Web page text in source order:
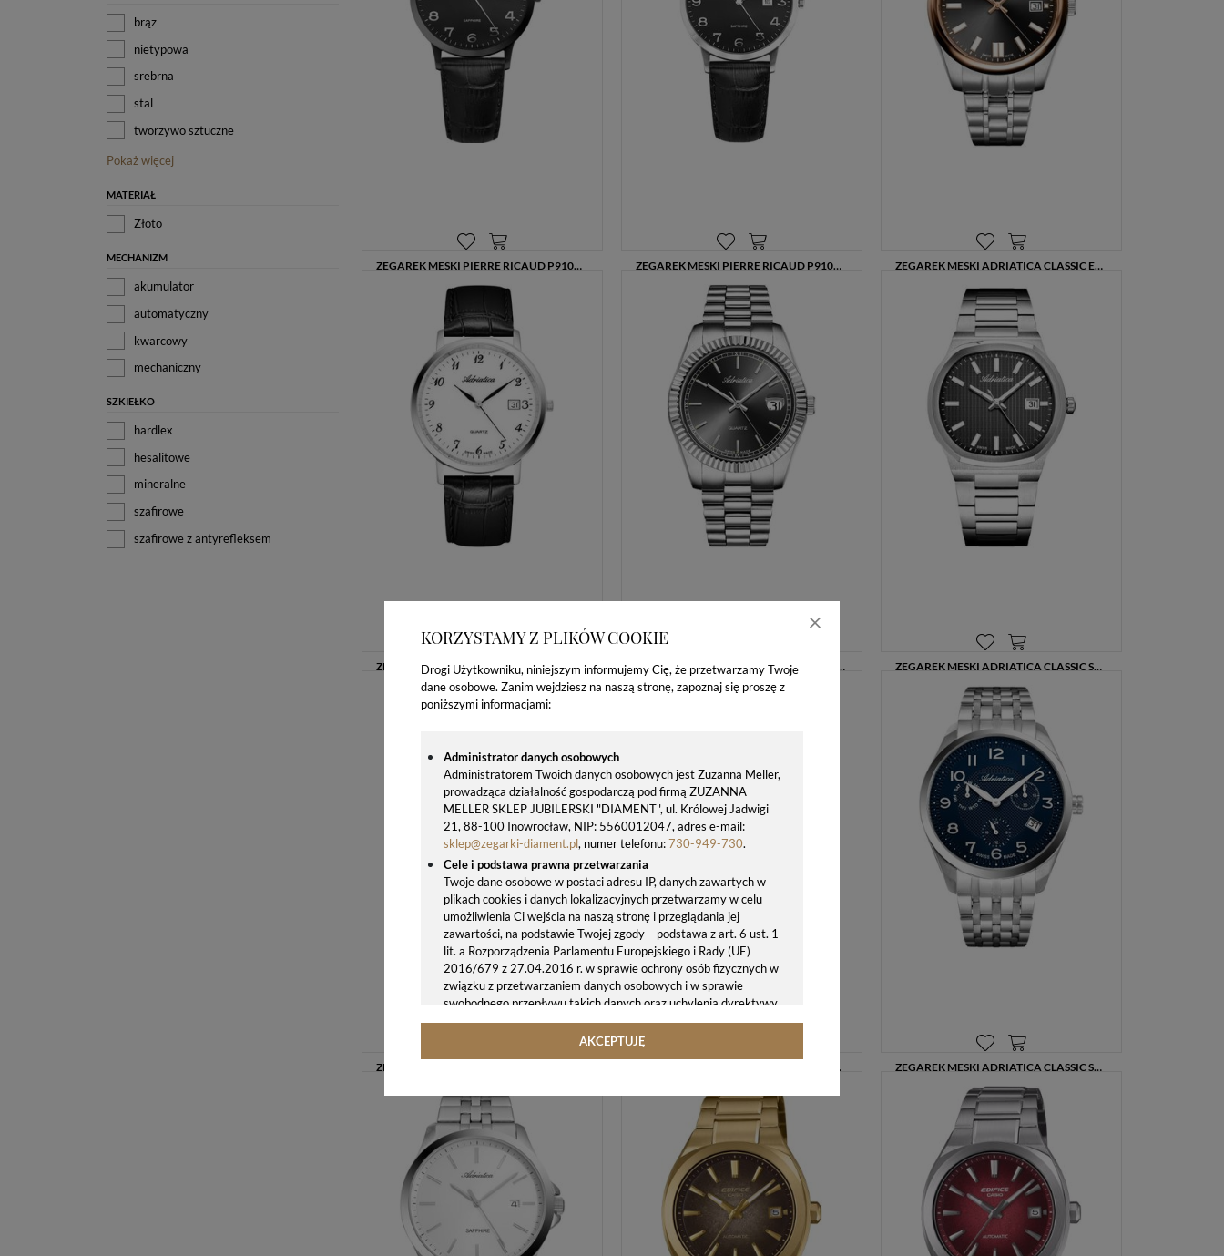
KORZYSTAMY Z PLIKÓW COOKIE
Drogi Użytkowniku, niniejszym informujemy Cię, że przetwarzamy Twoje
dane osobowe. Zanim wejdziesz na naszą stronę, zapoznaj się proszę z
poniższymi informacjami:
Administrator danych osobowych
Administratorem Twoich danych osobowych jest Zuzanna Meller,
prowadząca działalność gospodarczą pod firmą ZUZANNA
MELLER SKLEP JUBILERSKI "DIAMENT", ul. Królowej Jadwigi
21, 88-100 Inowrocław, NIP: 5560012047, adres e-mail:
sklep@zegarki-diament.pl, numer telefonu:730-949-730.
Cele i podstawa prawna przetwarzania
Twoje dane osobowe w postaci adresu IP, danych zawartych w
plikach cookies i danych lokalizacyjnych przetwarzamy w celu
umożliwienia Ci wejścia na naszą stronę i przeglądania jej
zawartości, na podstawie Twojej zgody – podstawa z art. 6 ust. 1
lit. a Rozporządzenia Parlamentu Europejskiego i Rady (UE)
2016/679 z 27.04.2016 r. w sprawie ochrony osób fizycznych w
związku z przetwarzaniem danych osobowych i w sprawie
swobodnego przepływu takich danych oraz uchylenia dyrektywy
95/46/WE (ogólne rozporządzenie o ochronie danych, tj. RODO).
Twoje dane osobowe możemy udostępniać hostingodawcy. Takie
zgodnie z naszymi poleceniami. Przekazujemy Twoje dane poza
teren Polski/UE/Europejskiego Obszaru Gospodarczego.
Okres przechowywania danych
Twoje dane przechowujemy do czasu posiadania udzielonej przez
Ciebie zgody.
Twoje prawa
Przysługuje Ci prawo dostępu do swoich danych oraz otrzymania
ich kopii, prawo do sprostowania (poprawiania) swoich danych,
prawo do usunięcia danych (jeżeli Twoim zdaniem nie ma
AKCEPTUJĘ
brąz
nietypowa
srebrna
stal
tworzywo sztuczne
Pokaż więcej
MATERIAŁ
Złoto
MECHANIZM
akumulator
automatyczny
kwarcowy
mechaniczny
SZKIEŁKO
hardlex
hesalitowe
mineralne
szafirowe
szafirowe z antyrefleksem
ZEGAREK MĘSKI PIERRE RICAUD P91022.B224Q CZARNA TARCZA SZAFIROWE SZKŁO SKÓRZANY PASEK 40 MM
370,00 zł
ZEGAREK MĘSKI PIERRE RICAUD P91022.5224Q CZARNA TARCZA SZAFIROWE SZKŁO SKÓRZANY PASEK 40 MM
370,00 zł
ZEGAREK MĘSKI ADRIATICA CLASSIC ELEGANCE QUARTZ A1298.R1R6Q – GRAFITOWA TARCZA, RÓŻOWE ZŁOTO
1080,00 zł 810,00 zł
ZEGAREK MĘSKI ADRIATICA CLASSIC SAPPHIRE A1277.5223Q – SKÓRZANY PASEK, SZAFIROWE SZKŁO
790,00 zł 592,00 zł
ZEGAREK MĘSKI ADRIATICA CLASSIC A1090.5116Q – GRAFITOWA TARCZA, STALOWA BRANSOLETA
950,00 zł 712,00 zł
ZEGAREK MĘSKI ADRIATICA CLASSIC SAPPHIRE A8349.5116Q Z SZARĄ TARCZĄ I STALOWĄ BRANSOLETĄ
960,00 zł 720,00 zł
ZEGAREK MĘSKI ADRIATICA AUTOMATIC CLASSIC SAPPHIRE A8309.5126A ZEGAREK MĘSKI ADRIATICA CLASSIC SAPPHIRE A8309.5125QF – GRANATOWA TARCZA, STALOWA BRANSOLETA
1080,00 zł 810,00 zł